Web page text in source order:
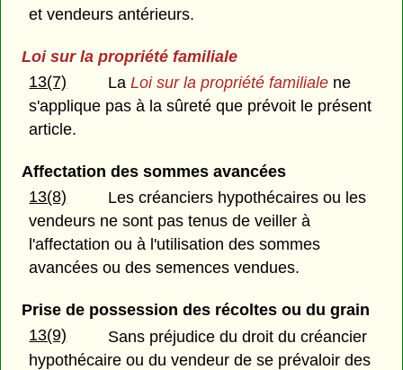
et vendeurs antérieurs.
Loi sur la propriété familiale
13(7)
LaLoi sur la propriété familiale ne
s'applique pas à la sûreté que prévoit le présent
article.
Affectation des sommes avancées
13(8)
Les créanciers hypothécaires ou les
vendeurs ne sont pas tenus de veiller à
l'affectation ou à l'utilisation des sommes
avancées ou des semences vendues.
Prise de possession des récoltes ou du grain
13(9)
Sans préjudice du droit du créancier
hypothécaire ou du vendeur de se prévaloir des